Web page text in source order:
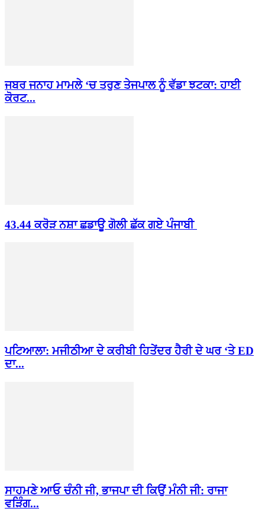
ਜਬਰ ਜਨਾਹ ਮਾਮਲੇ ‘ਚ ਤਰੁਣ ਤੇਜਪਾਲ ਨੂੰ ਵੱਡਾ ਝਟਕਾ: ਹਾਈ
ਕੋਰਟ...
43.44 ਕਰੋੜ ਨਸ਼ਾ ਛਡਾਊ ਗੋਲੀ ਛੱਕ ਗਏ ਪੰਜਾਬੀ
ਪਟਿਆਲਾ: ਮਜੀਠੀਆ ਦੇ ਕਰੀਬੀ ਹਿਤੇਂਦਰ ਹੈਰੀ ਦੇ ਘਰ ‘ਤੇ ED
ਦਾ...
ਸਾਹਮਣੇ ਆਓ ਚੰਨੀ ਜੀ, ਭਾਜਪਾ ਦੀ ਕਿਉਂ ਮੰਨੀ ਜੀ: ਰਾਜਾ
ਵੜਿੰਗ...